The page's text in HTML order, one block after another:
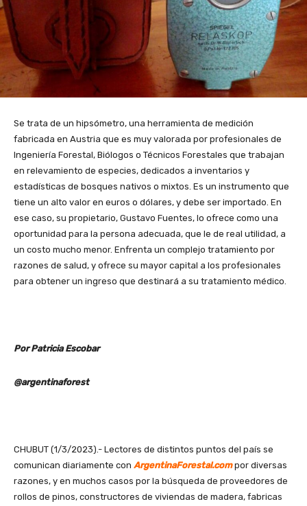
Se trata de un hipsómetro, una herramienta de medición
fabricada en Austria que es muy valorada por profesionales de
Ingeniería Forestal, Biólogos o Técnicos Forestales que trabajan
en relevamiento de especies, dedicados a inventarios y
estadísticas de bosques nativos o mixtos. Es un instrumento que
tiene un alto valor en euros o dólares, y debe ser importado. En
ese caso, su propietario, Gustavo Fuentes, lo ofrece como una
oportunidad para la persona adecuada, que le de real utilidad, a
un costo mucho menor. Enfrenta un complejo tratamiento por
razones de salud, y ofrece su mayor capital a los profesionales
para obtener un ingreso que destinará a su tratamiento médico.
Por Patricia Escobar
@argentinaforest
CHUBUT (1/3/2023).- Lectores de distintos puntos del país se
comunican diariamente con ArgentinaForestal.com por diversas
razones, y en muchos casos por la búsqueda de proveedores de
rollos de pinos, constructores de viviendas de madera, fabricas